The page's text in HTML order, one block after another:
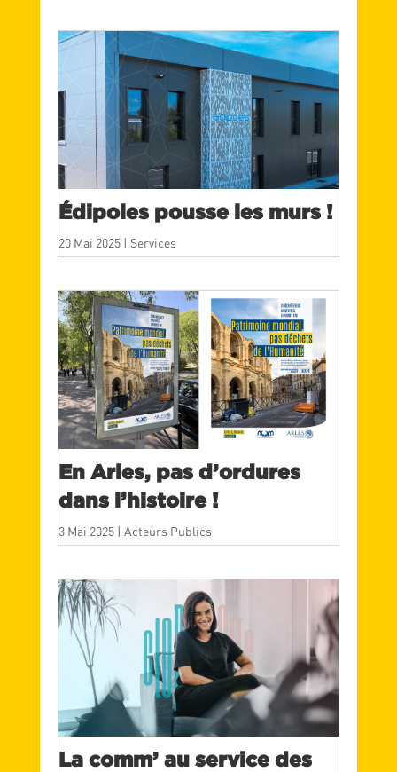
Édipoles pousse les murs !
20 Mai 2025| Services
En Arles, pas d’ordures
dans l’histoire !
3 Mai 2025| Acteurs Publics
La comm’ au service des